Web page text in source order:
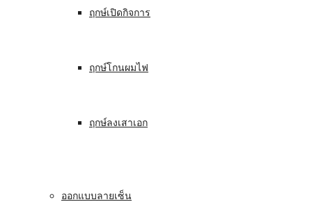
ฤกษ์เปิดกิจการ
ฤกษ์โกนผมไฟ
ฤกษ์ลงเสาเอก
ออกแบบลายเซ็น